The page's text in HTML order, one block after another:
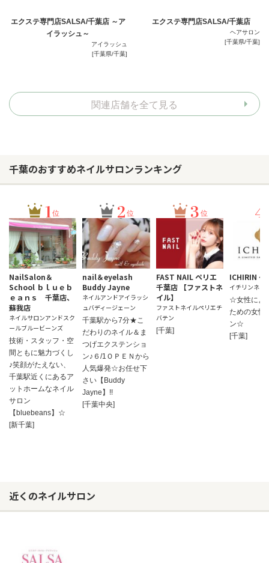
エクステ専門店SALSA/千葉店 ～ア
イラッシュ～
アイラッシュ
[千葉県/千葉]
エクステ専門店SALSA/千葉店
ヘアサロン
[千葉県/千葉]
関連店舗を全て見る
千葉のおすすめネイルサロンランキング
1位
NailSalon＆
School ｂｌｕｅｂ
ｅａｎｓ 千葉店、
蘇我店
ネイルサロンアンドスク
ールブルービーンズ
技術・スタッフ・空
間ともに魅力づくし
♪笑顔がたえない、
千葉駅近くにあるア
ットホームなネイル
サロン
【bluebeans】☆
[新千葉]
2 位
nail＆eyelash
Buddy Jayne
ネイルアンドアイラッシ
ュバディージェーン
千葉駅から7分★こ
だわりのネイル＆ま
つげエクステンショ
ン♪６/1ＯＰＥＮから
人気爆発☆お任せ下
さい【Buddy
Jayne】!!
[千葉中央]
3 位
FAST NAIL ペリエ
千葉店 【ファストネ
イル】
ファストネイルペリエチ
バテン
[千葉]
4
ICHIRIN ～
イチリンネイ
☆女性によ
ための女性
ン☆
[千葉]
近くのネイルサロン